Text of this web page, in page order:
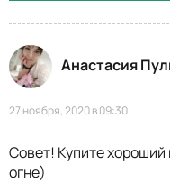
Анастасия
27 ноября, 2020 в 09:30
Совет! Купите
огне)